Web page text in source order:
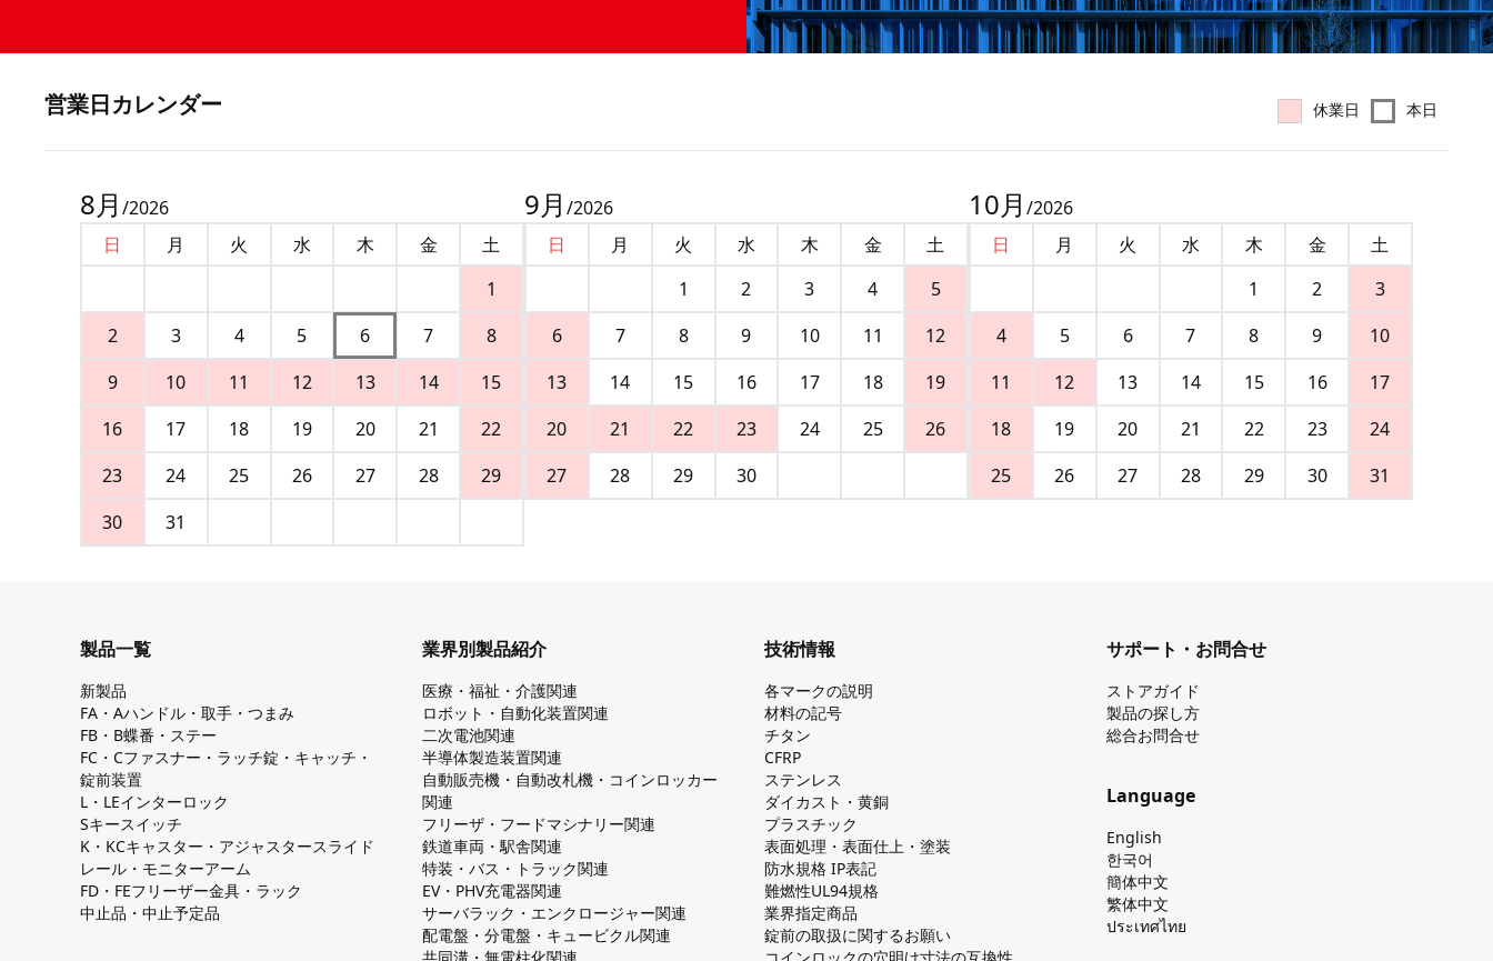
営業⽇カレンダー 休業日 本日
8月 /2026
日
月 火 水 木 金
土
1
2
3 4 5 6 7
8
9
10 11 12 13 14
15
16
17 18 19 20 21
22
23
24 25 26 27 28
29
30
31
9月 /2026
日
月 火 水 木 金
土
1
2 3 4
5
6
7 8 9 10 11
12
13
14 15 16 17 18
19
20
21 22 23 24 25
26
27
28 29 30
10月 /2026
日
月 火 水 木 金
土
1
2
3
4
5 6 7 8 9
10
11
12 13 14 15 16
17
18
19 20 21 22 23
24
25
26 27 28 29 30 31
製品一覧
新製品
FA・Aハンドル・取手・つまみ
FB・B蝶番・ステー
FC・Cファスナー・ラッチ錠・キャッチ・
錠前装置
L・LEインターロック
Sキースイッチ
K・KCキャスター・アジャスタースライド
レール・モニターアーム
FD・FEフリーザー金具・ラック
中止品・中止予定品
業界別製品紹介
医療・福祉・介護関連
ロボット・自動化装置関連
二次電池関連
半導体製造装置関連
自動販売機・自動改札機・コインロッカー
関連
フリーザ・フードマシナリー関連
鉄道車両・駅舎関連
特装・バス・トラック関連
EV・PHV充電器関連
サーバラック・エンクロージャー関連
配電盤・分電盤・キュービクル関連
技術情報
各マークの説明
材料の記号
チタン
CFRP
ステンレス
ダイカスト・⻩銅
プラスチック
表面処理・表面仕上・塗装
防⽔規格 IP表記
難燃性UL94規格
業界指定商品
錠前の取扱に関するお願い
サポート・お問合せ
ストアガイド
製品の探し⽅
総合お問合せ
Language
English
한국어
簡体中文
繁体中文
ประเทศไทย